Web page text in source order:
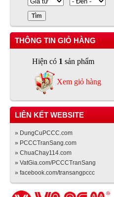
THÔNG TIN GIỎ HÀNG
Hiện có 1 sản phẩm
Xem giỏ hàng
LIÊN KẾT WEBSITE
» DungCuPCCC.com
» PCCCTranSang.com
» ChuaChay114.com
» VatGia.com/PCCCTranSang
» facebook.com/transangpccc